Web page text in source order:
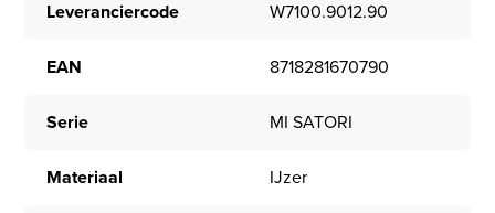
Leveranciercode W7100.9012.90
EAN 8718281670790
Serie MI SATORI
Materiaal IJzer